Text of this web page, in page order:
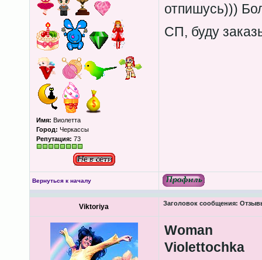
Имя: Виолетта
Город: Черкассы
Репутация: 73
отпишусь)))
СП, буду
Вернуться к началу
Viktoriya Заголовок сообщения:
Woman
Violettochka